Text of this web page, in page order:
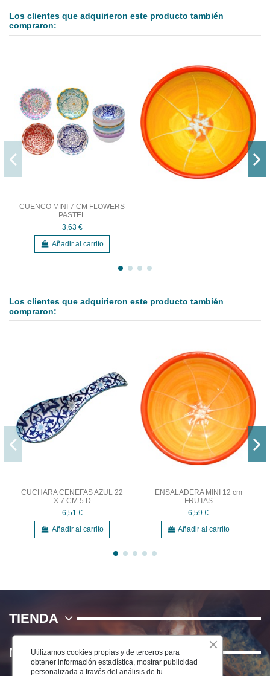
Los clientes que adquirieron este producto también
compraron:
CUENCO MINI 7 CM FLOWERS
PASTEL
3,63 €
Añadir al carrito
Los clientes que adquirieron este producto también
compraron:
CUCHARA CENEFAS AZUL 22
X 7 CM 5 D
6,51 €
Añadir al carrito
ENSALADERA MINI 12 cm
FRUTAS
6,59 €
Añadir al carrito
TIENDA
NOSOTROS
Utilizamos cookies propias y de terceros para
obtener información estadística, mostrar publicidad
personalizada a través del análisis de tu